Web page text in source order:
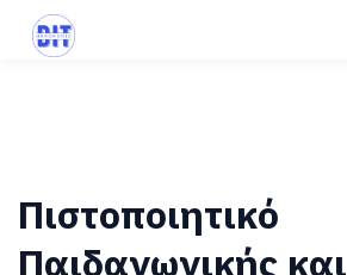
Πιστοποιητικό
Παιδαγωγικής και